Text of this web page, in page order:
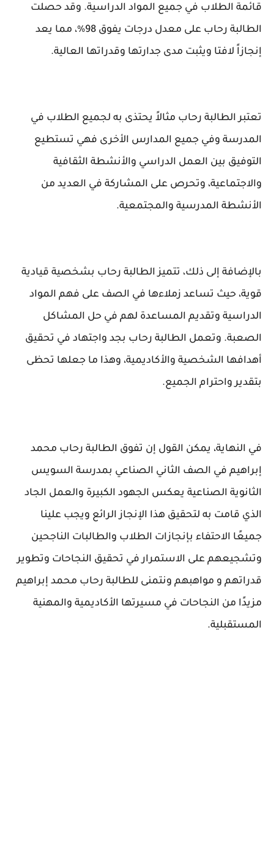
قائمة الطلاب في جميع المواد الدراسية. وقد حصلت
الطالبة رحاب على معدل درجات يفوق 98%، مما يعد
إنجازاً لافتا ويثبت مدى جدارتها وقدراتها العالية.
تعتبر الطالبة رحاب مثالاً يحتذى به لجميع الطلاب في
المدرسة وفي جميع المدارس الأخرى فهي تستطيع
التوفيق بين العمل الدراسي والأنشطة الثقافية
والاجتماعية، وتحرص على المشاركة في العديد من
الأنشطة المدرسية والمجتمعية.
بالإضافة إلى ذلك، تتميز الطالبة رحاب بشخصية قيادية
قوية، حيث تساعد زملاءها في الصف على فهم المواد
الدراسية وتقديم المساعدة لهم في حل المشاكل
الصعبة. وتعمل الطالبة رحاب بجد واجتهاد في تحقيق
أهدافها الشخصية والأكاديمية، وهذا ما جعلها تحظى
بتقدير واحترام الجميع.
في النهاية، يمكن القول إن تفوق الطالبة رحاب محمد
إبراهيم في الصف الثاني الصناعي بمدرسة السويس
الثانوية الصناعية يعكس الجهود الكبيرة والعمل الجاد
الذي قامت به لتحقيق هذا الإنجاز الرائع ويجب علينا
جميعًا الاحتفاء بإنجازات الطلاب والطالبات الناجحين
وتشجيعهم على الاستمرار في تحقيق النجاحات وتطوير
قدراتهم و مواهبهم ونتمنى للطالبة رحاب محمد إبراهيم
مزيدًا من النجاحات في مسيرتها الأكاديمية والمهنية
المستقبلية.